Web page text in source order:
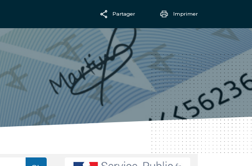
Partager
Facebook
Email
Imprimer